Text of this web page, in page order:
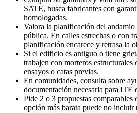
SATE, busca fabricantes con
homologadas.
Valora la planificación del
pública. En calles estrechas o con
planificación encarece y retrasa la
Si el edificio es antiguo o tiene
trabajen con morteros
ensayos o catas previas.
En comunidades, consulta sobre
documentación necesaria para ITE
Pide 2 o 3 propuestas comparables
opción más barata puede no incluir